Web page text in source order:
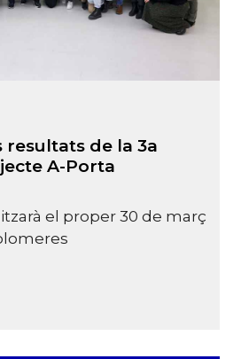
resultats de la 3a
A-Porta
el proper 30 de març